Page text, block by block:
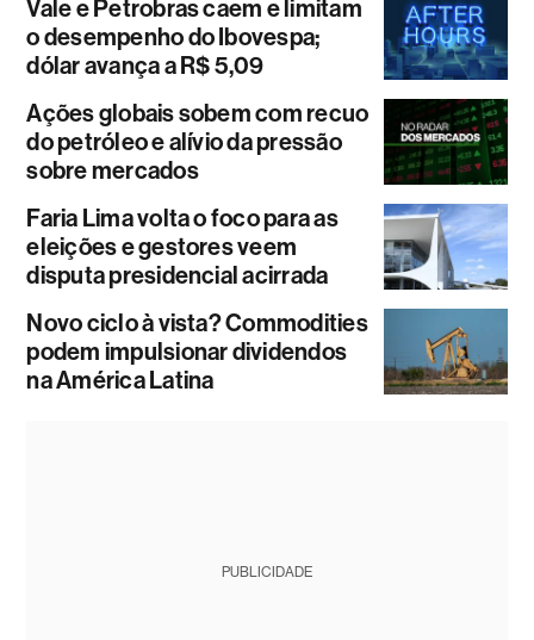
Vale e Petrobras caem e limitam
o desempenho do Ibovespa;
dólar avança a R$ 5,09
Ações globais sobem com recuo
do petróleo e alívio da pressão
sobre mercados
Faria Lima volta o foco para as
eleições e gestores veem
disputa presidencial acirrada
Novo ciclo à vista? Commodities
podem impulsionar dividendos
na América Latina
PUBLICIDADE